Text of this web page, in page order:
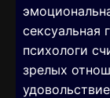
сексуальная
психологи
зрелых